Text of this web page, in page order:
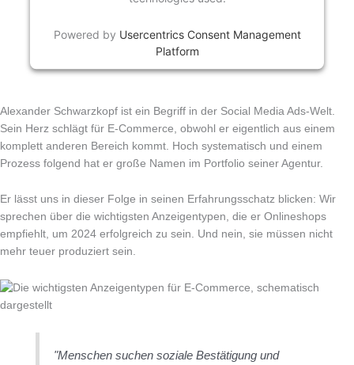
Powered by Usercentrics Consent Management
Platform
Alexander Schwarzkopf ist ein Begriff in der Social Media Ads-Welt.
Sein Herz schlägt für E-Commerce, obwohl er eigentlich aus einem
komplett anderen Bereich kommt. Hoch systematisch und einem
Prozess folgend hat er große Namen im Portfolio seiner Agentur.
Er lässt uns in dieser Folge in seinen Erfahrungsschatz blicken: Wir
sprechen über die wichtigsten Anzeigentypen, die er Onlineshops
empfiehlt, um 2024 erfolgreich zu sein. Und nein, sie müssen nicht
mehr teuer produziert sein.
"Menschen suchen soziale Bestätigung und